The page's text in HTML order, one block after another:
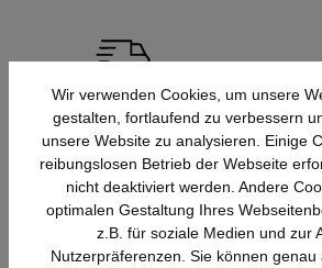
Schnelle Lieferung
Bundesweit
Erfahrung
Bewährt seit 1958
Wir verwenden Cookies, um unsere
gestalten, fortlaufend zu verbessern
unsere Website zu analysieren. Einige
reibungslosen Betrieb der Webseite
nicht deaktiviert werden. Andere
optimalen Gestaltung Ihres
z.B. für soziale Medien und zur
Nutzerpräferenzen. Sie können